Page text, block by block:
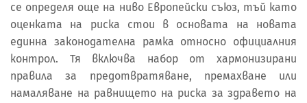
се определя още на ниво Европейски съюз, тъй като
оценката на риска стои в основата на новата
единна законодателна рамка относно официалния
контрол. Тя включва набор от хармонизирани
правила за предотвратяване, премахване или
намаляване на равнището на риска за здравето на